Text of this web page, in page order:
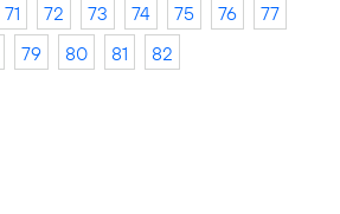
71 72 73 74 75 76
77
79 80 81 82